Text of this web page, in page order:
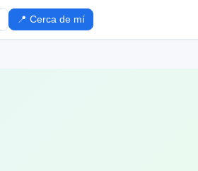
📍 Cerca de mí